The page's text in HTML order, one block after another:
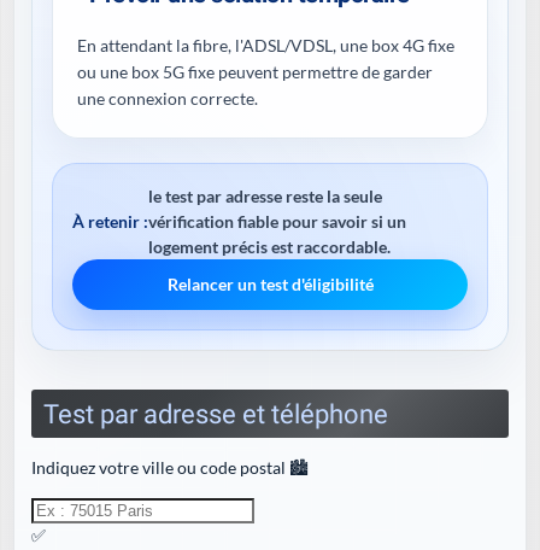
En attendant la fibre, l'ADSL/VDSL, une box 4G fixe
ou une box 5G fixe peuvent permettre de garder
une connexion correcte.
À retenir :
le test par adresse reste la seule
vérification fiable pour savoir si un
logement précis est raccordable.
Relancer un test d'éligibilité
Test par adresse et téléphone
Indiquez votre ville ou code postal 🏙️
✅